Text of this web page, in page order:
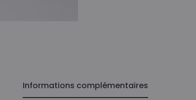
Informations complémentaires